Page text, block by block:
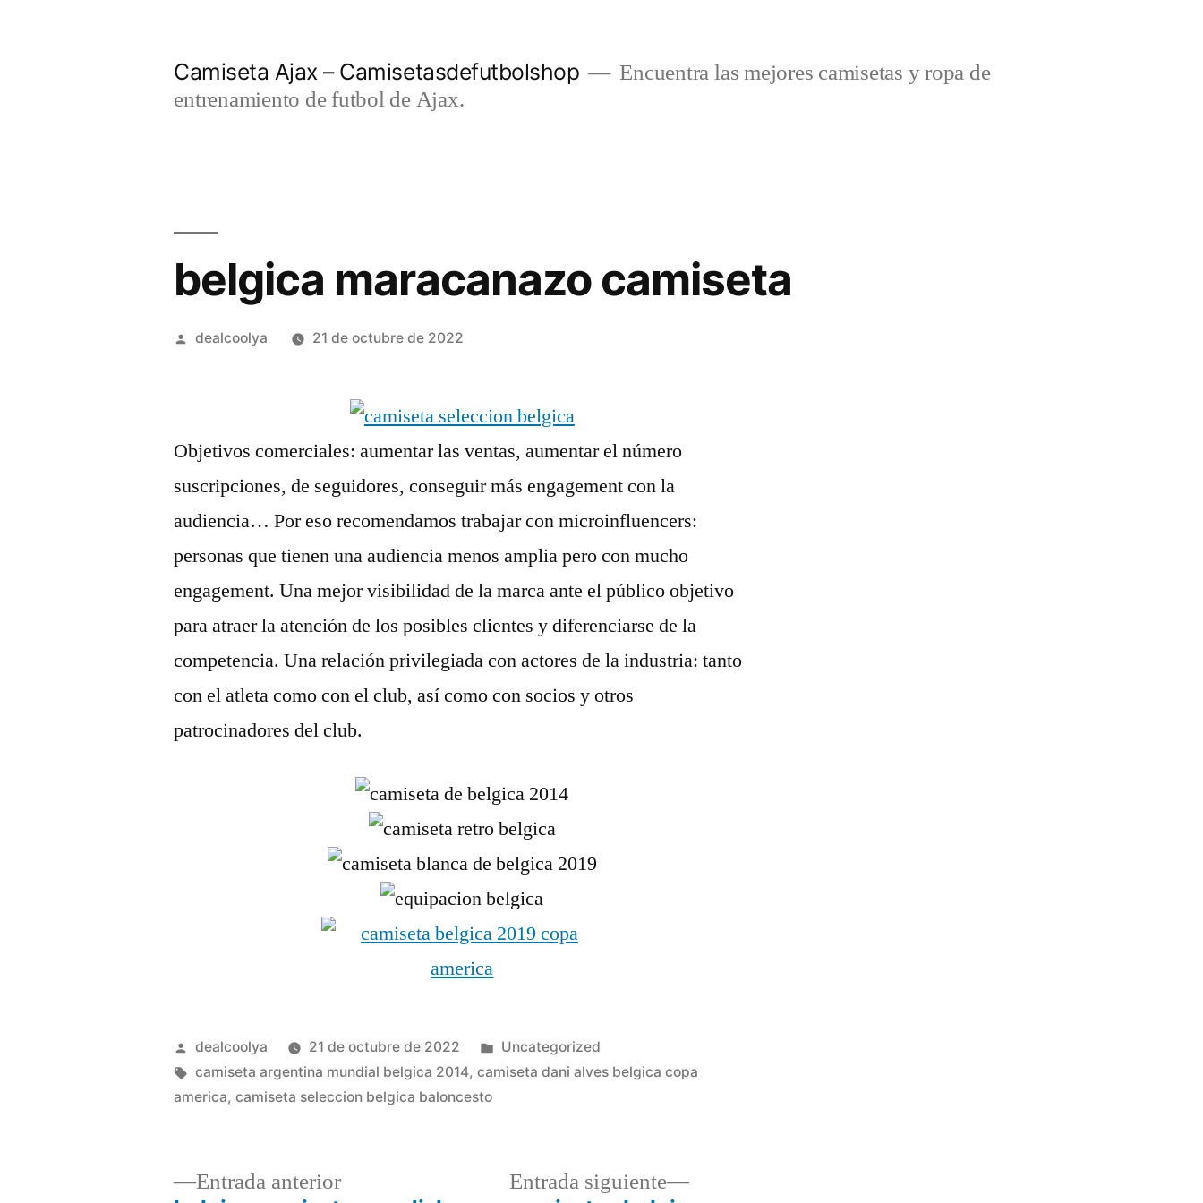
Camiseta Ajax – Camisetasdefutbolshop
Encuentra las mejores camisetas y ropa de
entrenamiento de futbol de Ajax.
belgica maracanazo camiseta
Publicado
dealcoolya 21 de octubre de 2022
Objetivos comerciales: aumentar las ventas, aumentar el número
suscripciones, de seguidores, conseguir más engagement con la
audiencia… Por eso recomendamos trabajar con microinfluencers:
personas que tienen una audiencia menos amplia pero con mucho
engagement. Una mejor visibilidad de la marca ante el público objetivo
para atraer la atención de los posibles clientes y diferenciarse de la
competencia. Una relación privilegiada con actores de la industria: tanto
con el atleta como con el club, así como con socios y otros
patrocinadores del club.
Publicado
por
dealcoolya 21 de octubre de 2022
Publicado
en
Uncategorized
Etiquetas:
camiseta argentina mundial belgica 2014,camiseta dani alves belgica copa
america,camiseta seleccion belgica baloncesto
Entrada anteriorEntrada
Entrada siguiente
Entrada